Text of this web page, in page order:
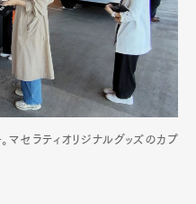
マセラティオリジナルグッズのカプ